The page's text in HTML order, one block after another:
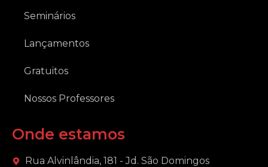
Seminários
Lançamentos
Gratuitos
Nossos Professores
Onde estamos
Rua Alvinlândia, 181 - Jd. São Domingos